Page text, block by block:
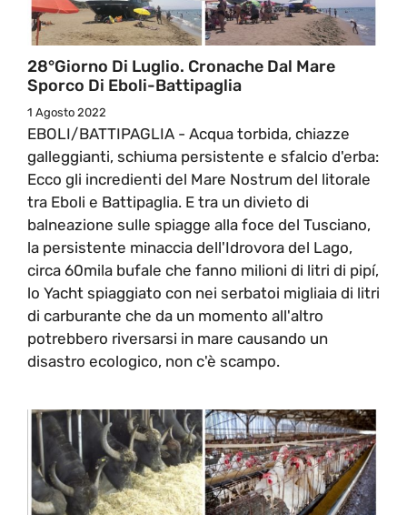
28°giorno Di Luglio. Cronache Dal Mare
Sporco Di Eboli-Battipaglia
1 Agosto 2022
EBOLI/BATTIPAGLIA - Acqua torbida, chiazze
galleggianti, schiuma persistente e sfalcio d'erba:
Ecco gli incredienti del Mare Nostrum del litorale
tra Eboli e Battipaglia. E tra un divieto di
balneazione sulle spiagge alla foce del Tusciano,
la persistente minaccia dell'Idrovora del Lago,
circa 60mila bufale che fanno milioni di litri di pipí,
lo Yacht spiaggiato con nei serbatoi migliaia di litri
di carburante che da un momento all'altro
potrebbero riversarsi in mare causando un
disastro ecologico, non c'è scampo.